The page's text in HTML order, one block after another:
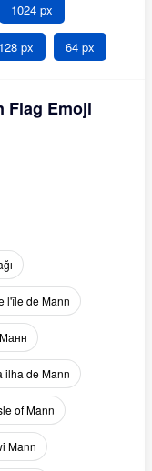
1024 px
128 px 64 px
Flag Emoji
l'île de Mann
ilha de Mann
of Mann
Mann